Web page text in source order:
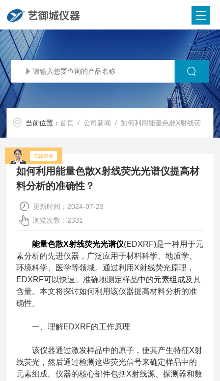
当前位置：首页 /公司新闻 / 如何利用能量色散X射线荧光光谱仪提高材料分析的准确性？
如何利用能量色散X射线荧光光谱仪提高材
料分析的准确性？
更新时间：2024-07-23
浏览次数：2331
能量色散X射线荧光光谱仪(EDXRF)是一种用于元
素分析的先进仪器，广泛应用于材料科学、地质学、
环境科学、医学等领域。通过利用X射线荧光原理，
EDXRF可以快速、准确地测定样品中的元素组成及其
含量。本文将探讨如何利用该仪器提高材料分析的准
确性。
一、理解EDXRF的工作原理
该仪器通过激发样品中的原子，使其产生特征X射
线荧光，然后通过检测这些荧光信号来确定样品中的
元素组成。仪器的核心部件包括X射线源、探测器和数